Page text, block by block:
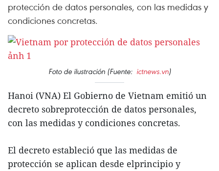
protección de datos personales, con las medidas y
condiciones concretas.
Foto de ilustración (Fuente: ictnews.vn)
Hanoi (VNA) El Gobierno de Vietnam emitió un
decreto sobreprotección de datos personales,
con las medidas y condiciones concretas.
El decreto estableció que las medidas de
protección se aplican desde elprincipio y